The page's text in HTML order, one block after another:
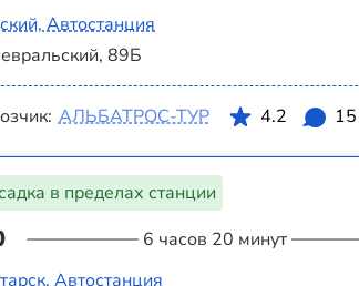
Автостанция
89Б
АЛЬБАТРОС-ТУР 4.2 15
в пределах станции
6 часов 20 минут
Автостанция